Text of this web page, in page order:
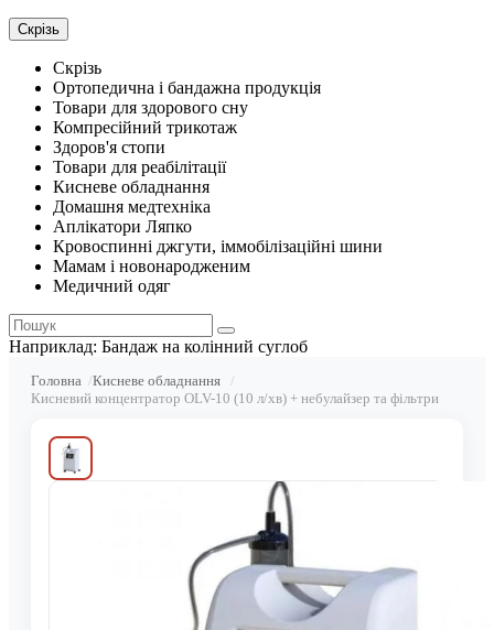
Скрізь
Скрізь
Ортопедична і бандажна продукція
Товари для здорового сну
Компресійний трикотаж
Здоров'я стопи
Товари для реабілітації
Кисневе обладнання
Домашня медтехніка
Аплікатори Ляпко
Кровоспинні джгути, іммобілізаційні шини
Мамам і новонародженим
Медичний одяг
Наприклад: Бандаж на колінний суглоб
Головна
Кисневе обладнання
Кисневий концентратор OLV-10 (10 л/хв) + небулайзер та фільтри